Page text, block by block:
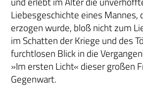
Liebesgeschichte eines Mannes,
erzogen wurde, bloß nicht zum
im Schatten der Kriege und des
furchtlosen Blick in die
»Im ersten Licht« dieser großen
Gegenwart.